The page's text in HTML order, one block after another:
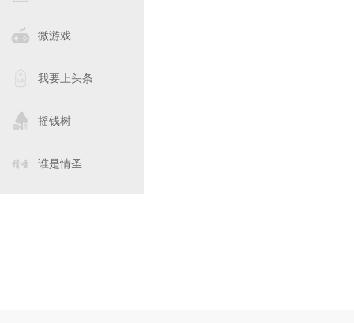
微游戏
我要上头条
摇钱树
谁是情圣